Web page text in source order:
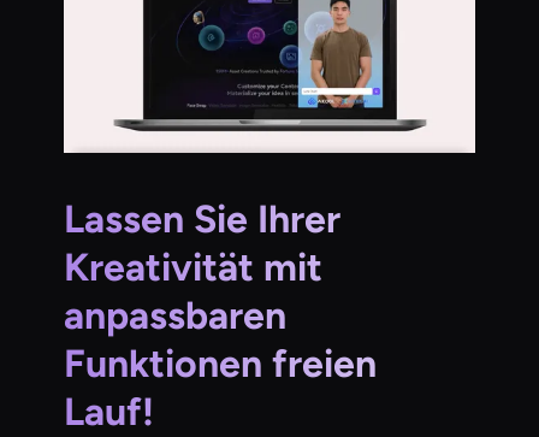
Lassen Sie Ihrer
Kreativität mit
anpassbaren
Funktionen freien
Lauf!